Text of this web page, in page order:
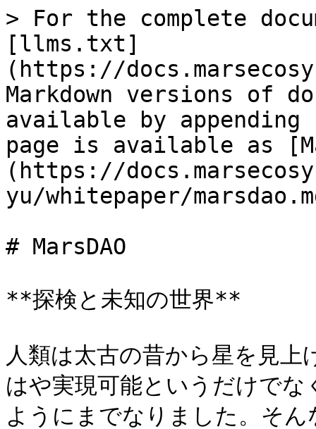
> For the complete
[llms.txt]
(https://
Markdown versions of
available by
page is available as
(https://
yu/whitepaper/
# MarsDAO
**探検と未知の世界**
人類は太古の昔から星を見
はや実現可能というだけで
ようにまでなりました。そ